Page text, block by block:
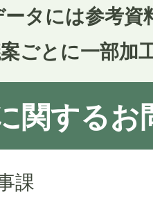
ータには参考
ごとに一部加
関するお
課